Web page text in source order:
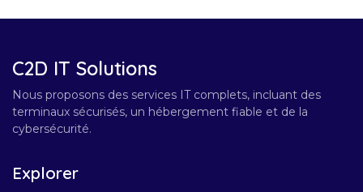
C2D IT Solutions
Nous proposons des services IT complets, incluant des
terminaux sécurisés, un hébergement fiable et de la
cybersécurité.
Explorer